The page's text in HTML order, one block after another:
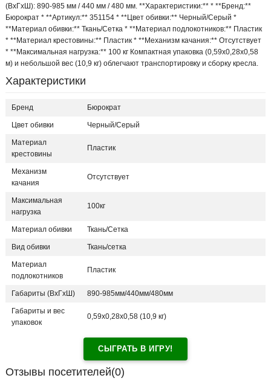
(ВхГхШ): 890-985 мм / 440 мм / 480 мм. **Характеристики:** * **Бренд:**
Бюрократ * **Артикул:** 351154 * **Цвет обивки:** Черный/Серый *
**Материал обивки:** Ткань/Сетка * **Материал подлокотников:** Пластик
* **Материал крестовины:** Пластик * **Механизм качания:** Отсутствует
* **Максимальная нагрузка:** 100 кг Компактная упаковка (0,59х0,28х0,58
м) и небольшой вес (10,9 кг) облегчают транспортировку и сборку кресла.
Характеристики
Бренд Бюрократ
Цвет обивки Черный/Серый
Материал
крестовины
Пластик
Механизм
качания
Отсутствует
Максимальная
нагрузка
100кг
Материал обивки Ткань/Сетка
Вид обивки Ткань/сетка
Материал
подлокотников
Пластик
Габариты (ВхГхШ) 890-985мм/440мм/480мм
Габариты и вес
упаковок
0,59х0,28х0,58 (10,9 кг)
СЫГРАТЬ В ИГРУ!
Отзывы посетителей(0)